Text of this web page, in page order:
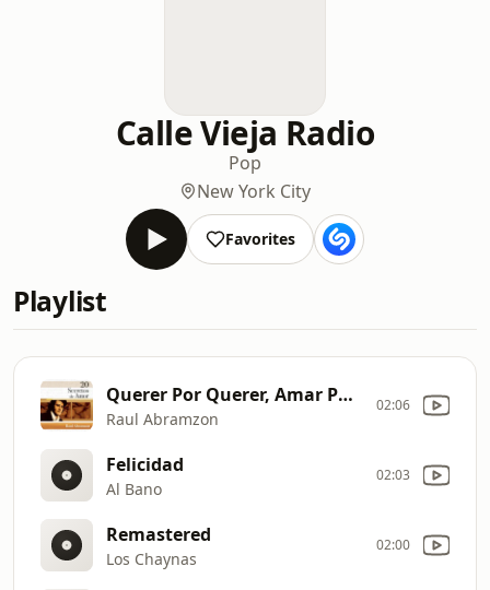
Calle Vieja Radio
Pop
New York City
Favorites
Playlist
Querer Por Querer, Amar Por Amar
Raul Abramzon
02:06
Felicidad
Al Bano
02:03
Remastered
Los Chaynas
02:00